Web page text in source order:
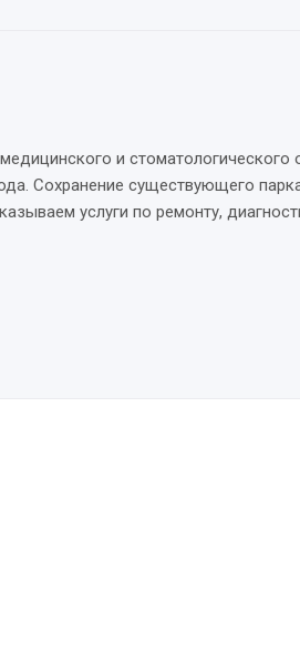
и стоматологического
Сохранение существующего
услуги по ремонту,